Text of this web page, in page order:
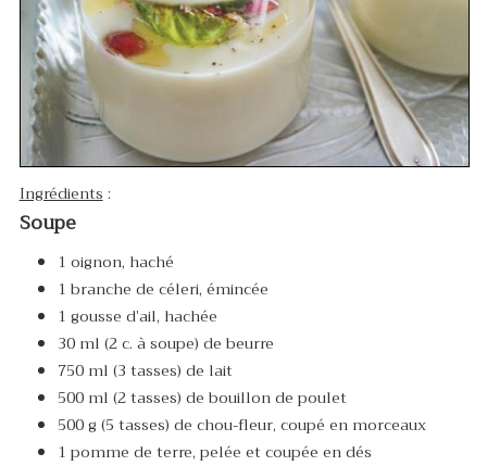
Ingrédients :
Soupe
1 oignon, haché
1 branche de céleri, émincée
1 gousse d’ail, hachée
30 ml (2 c. à soupe) de beurre
750 ml (3 tasses) de lait
500 ml (2 tasses) de bouillon de poulet
500 g (5 tasses) de chou-fleur, coupé en morceaux
1 pomme de terre, pelée et coupée en dés